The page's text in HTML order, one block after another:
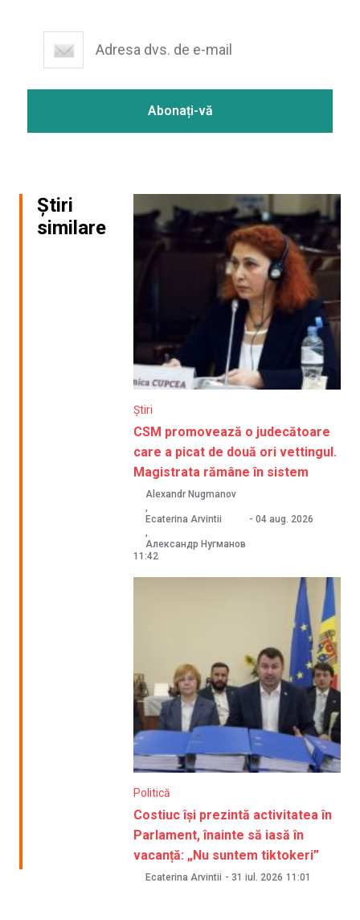
Știri
similare
Știri
CSM promovează o judecătoare
care a picat de două ori vettingul.
Magistrata rămâne în sistem
Alexandr Nugmanov
Ecaterina Arvintii
Александр Нугманов
- 04 aug. 2026
11:42
Politică
Costiuc își prezintă activitatea în
Parlament, înainte să iasă în
vacanță: „Nu suntem tiktokeri”
Ecaterina Arvintii - 31 iul. 2026 11:01